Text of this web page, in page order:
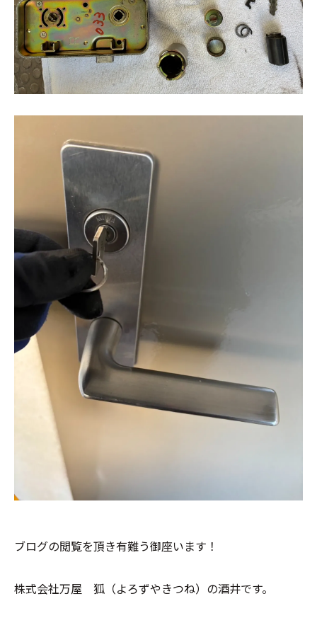
ブログの閲覧を頂き有難う御座います！
株式会社万屋 狐（よろずやきつね）の酒井です。